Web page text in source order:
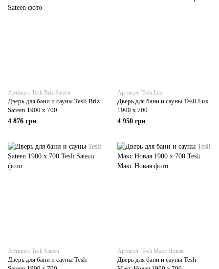
Артикул: Tesli Briz Sateen
Дверь для бани и сауны Tesli Briz
Sateen 1900 x 700
4 876 грн
Артикул: Tesli Lux
Дверь для бани и сауны Tesli Lux
1900 x 700
4 950 грн
Артикул: Tesli Sateen
Дверь для бани и сауны Tesli
Артикул: Tesli Макс Новая
Дверь для бани и сауны Tesli